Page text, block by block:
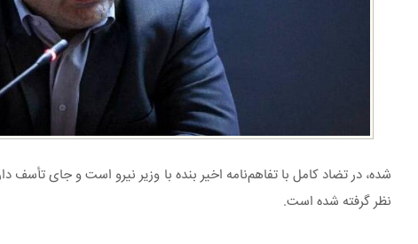
شده، در تضاد کامل با تفاهم‌نامه اخیر بنده با وزیر نیرو است و جای
نظر گرفته شده است.